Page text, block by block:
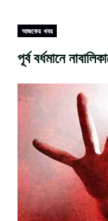
আজকের খবর
পূর্ব বর্ধমানে